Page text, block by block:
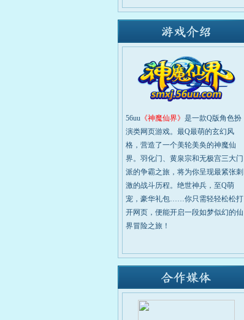
56uu 《神魔仙界》 是一款Q版角色扮
演类网页游戏。最Q最萌的玄幻风
格，营造了一个美轮美奂的神魔仙
界。羽化门、黄泉宗和无极宫三大门
派的争霸之旅，将为你呈现最紧张刺
激的战斗历程。绝世神兵，至Q萌
宠，豪华礼包……你只需轻轻松松打
开网页，便能开启一段如梦似幻的仙
界冒险之旅！